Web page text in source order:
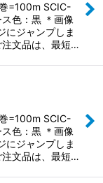
=100m SCIC-
色：黒 ＊画像
にジャンプしま
文品は、最短…
=100m SCIC-
色：黒 ＊画像
にジャンプしま
文品は、最短…